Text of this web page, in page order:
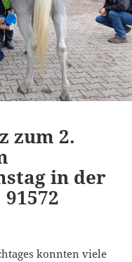
zum 2.
in der
konnten viele